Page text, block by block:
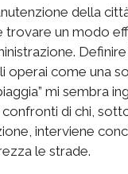
della
trovare un modo
operai come una
mi sembra
di chi,
interviene
le strade.